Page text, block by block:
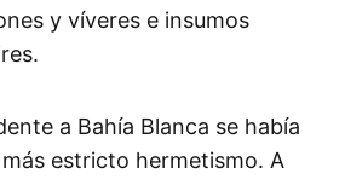
y víveres e insumos
a Bahía Blanca se había
estricto hermetismo. A